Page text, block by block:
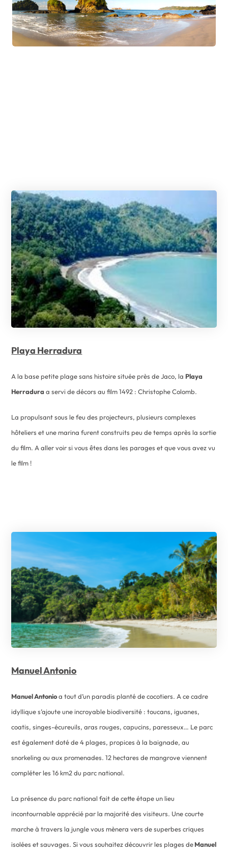
Playa Herradura
A la base petite plage sans histoire située près de Jaco, la Playa
Herradura a servi de décors au film 1492 : Christophe Colomb.
La propulsant sous le feu des projecteurs, plusieurs complexes
hôteliers et une marina furent construits peu de temps après la sortie
du film. A aller voir si vous êtes dans les parages et que vous avez vu
le film !
Manuel Antonio
Manuel Antonioa tout d’un paradis planté de cocotiers. A ce cadre
idyllique s’ajoute une incroyable biodiversité : toucans, iguanes,
coatis, singes-écureuils, aras rouges, capucins, paresseux… Le parc
est également doté de 4 plages, propices à la baignade, au
snorkeling ou aux promenades. 12 hectares de mangrove viennent
compléter les 16 km2 du parc national.
La présence du parc national fait de cette étape un lieu
incontournable apprécié par la majorité des visiteurs. Une courte
marche à travers la jungle vous mènera vers de superbes criques
isolées et sauvages. Si vous souhaitez découvrir les plages deManuel